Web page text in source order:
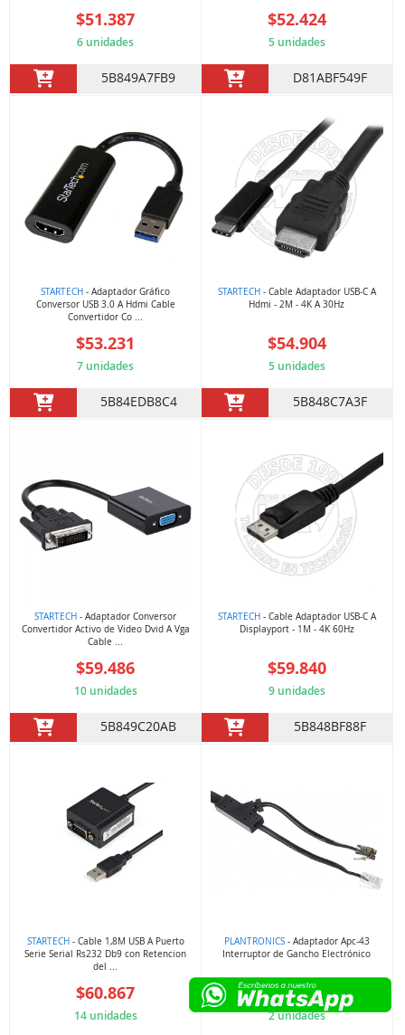
$51.387
6 unidades
5B849A7FB9
$52.424
5 unidades
D81ABF549F
STARTECH - Adaptador Gráfico
Conversor USB 3.0 A Hdmi Cable
Convertidor Co ...
$53.231
7 unidades
5B84EDB8C4
STARTECH - Cable Adaptador USB-C A
Hdmi - 2M - 4K A 30Hz
$54.904
5 unidades
5B848C7A3F
STARTECH - Adaptador Conversor
Convertidor Activo de Video Dvid A Vga
Cable ...
$59.486
10 unidades
5B849C20AB
STARTECH - Cable Adaptador USB-C A
Displayport - 1M - 4K 60Hz
$59.840
9 unidades
5B848BF88F
STARTECH - Cable 1,8M USB A Puerto
Serie Serial Rs232 Db9 con Retencion
del ...
$60.867
14 unidades
PLANTRONICS- Adaptador Apc-43
Interruptor de Gancho Electrónico
$62.162
2 unidades